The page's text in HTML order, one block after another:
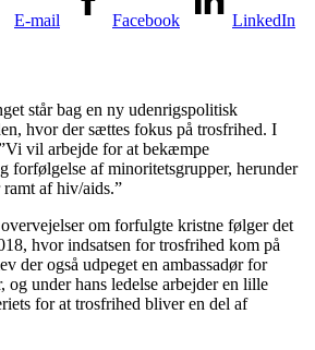
E-mail Facebook LinkedIn
står bag en ny udenrigspolitisk
hvor der sættes fokus på trosfrihed. I
vil arbejde for at bekæmpe
forfølgelse af minoritetsgrupper, herunder
af hiv/aids.”
om forfulgte kristne følger det
hvor indsatsen for trosfrihed kom på
der også udpeget en ambassadør for
og under hans ledelse arbejder en lille
for at trosfrihed bliver en del af